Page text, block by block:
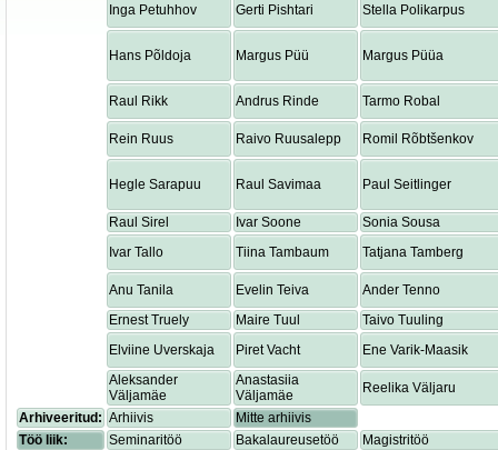
Inga Petuhhov
Gerti Pishtari Stella Polikarpus
Hans Põldoja Margus Püü Margus Püüa
Raul Rikk Andrus Rinde Tarmo Robal
Rein Ruus Raivo Ruusalepp Romil Rõbtšenkov
Hegle Sarapuu Raul Savimaa Paul Seitlinger
Raul Sirel Ivar Soone
Sonia Sousa
Ivar Tallo
Tiina Tambaum Tatjana Tamberg
Anu Tanila Evelin Teiva
Ander Tenno
Ernest Truely
Maire Tuul
Taivo Tuuling
Elviine Uverskaja
Piret Vacht
Ene Varik-Maasik
Aleksander
Väljamäe
Anastasiia
Väljamäe
Reelika Väljaru
Arhiveeritud: Arhiivis
Mitte arhiivis
Töö liik:
Seminaritöö Bakalaureusetöö
Magistritöö